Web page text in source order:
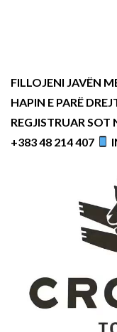
FILLOJENI JAVËN
HAPIN E PARË
REGJISTRUAR SOT
+383 48 214 407